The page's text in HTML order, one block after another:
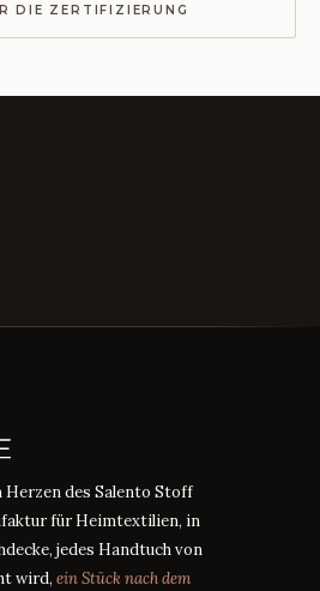
DIE ZERTIFIZIERUNG
des Salento Stoff
für Heimtextilien, in
jedes Handtuch von
wird, ein Stück nach dem